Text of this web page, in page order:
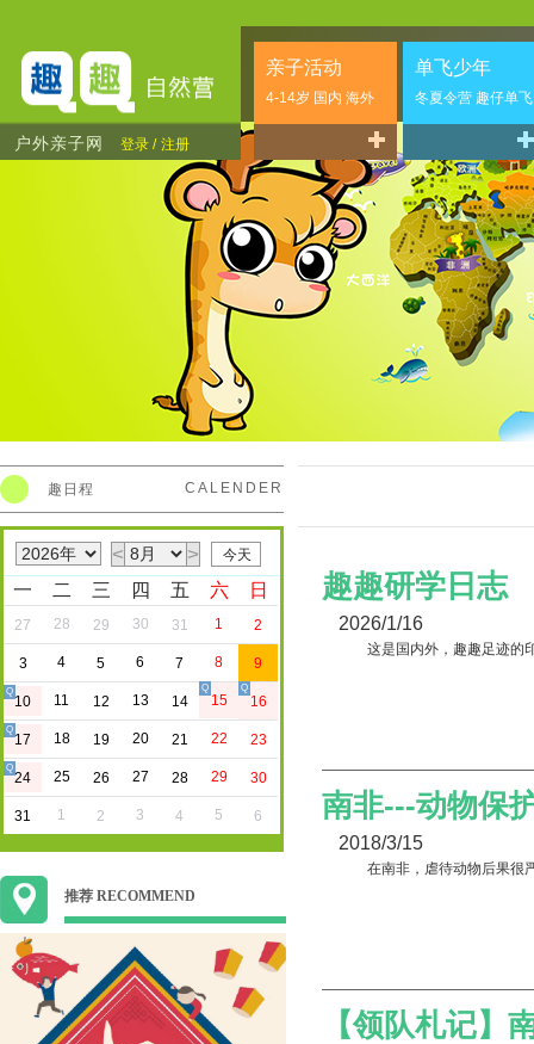
亲子活动
4-14岁 国内 海外
单飞少年
冬夏令营 趣仔单飞
户外亲子网 登录 / 注册
趣日程 CALENDER
< >
一 二 三 四 五 六 日
27 28 29 30 31 1 2
3 4 5 6 7 8 9
10
Q
11 12 13 14 15
Q
16
Q
17
Q
18 19 20 21 22 23
24
Q
25 26 27 28 29 30
31 1 2 3 4 5 6
推荐 RECOMMEND
趣趣研学日志
2026/1/16
这是国内外，趣趣足迹的
南非---动物保
2018/3/15
在南非，虐待动物后果很
【领队札记】